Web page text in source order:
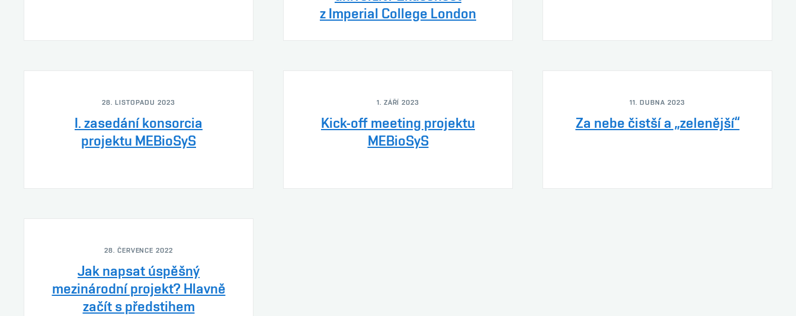
z Imperial College London
28. LISTOPADU 2023
I. zasedání konsorcia
projektu MEBioSyS
1. ZÁŘÍ 2023
Kick-off meeting projektu
MEBioSyS
11. DUBNA 2023
Za nebe čistší a „zelenější“
28. ČERVENCE 2022
Jak napsat úspěšný
mezinárodní projekt? Hlavně
začít s předstihem